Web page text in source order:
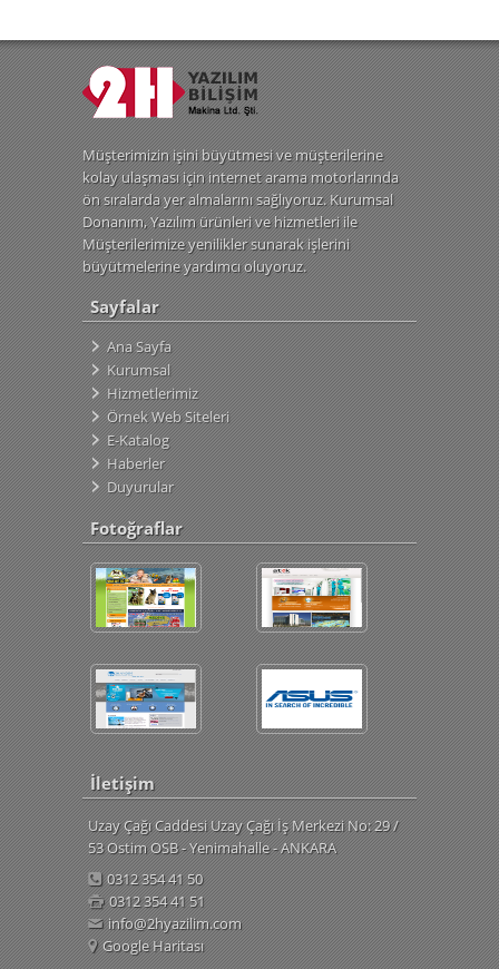
Müşterimizin işini büyütmesi ve müşterilerine
kolay ulaşması için internet arama motorlarında
ön sıralarda yer almalarını sağlıyoruz. Kurumsal
Donanım, Yazılım ürünleri ve hizmetleri ile
Müşterilerimize yenilikler sunarak işlerini
büyütmelerine yardımcı oluyoruz.
Sayfalar
Ana Sayfa
Kurumsal
Hizmetlerimiz
Örnek Web Siteleri
E-Katalog
Haberler
Duyurular
Fotoğraflar
İletişim
Uzay Çağı Caddesi Uzay Çağı İş Merkezi No: 29 /
53 Ostim OSB - Yenimahalle - ANKARA
0312 354 41 50
0312 354 41 51
info@2hyazilim.com
Google Haritası